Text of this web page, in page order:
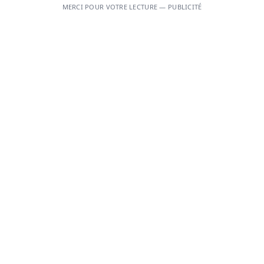
MERCI POUR VOTRE LECTURE — PUBLICITÉ